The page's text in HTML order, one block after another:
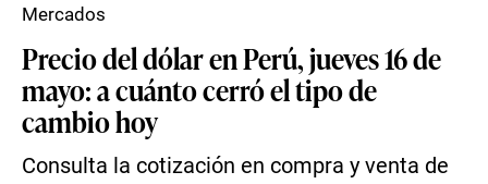
Precio del dólar en Perú, jueves 16 de
mayo: a cuánto cerró el tipo de
cambio hoy
Consulta la cotización en compra y venta de
Mercados